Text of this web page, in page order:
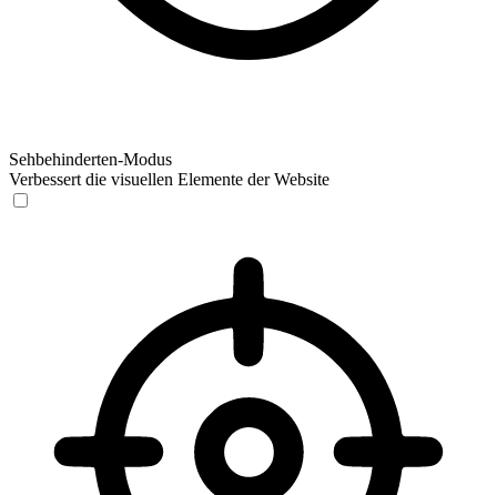
Sehbehinderten-Modus
Verbessert die visuellen Elemente der Website